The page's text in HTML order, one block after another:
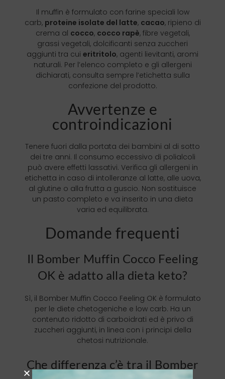
Il muffin è formulato con farine speciali low
carb, proteine isolate del latte, cacao, ripieno di
crema al cocco, cocco rapè, fibre vegetali,
grassi vegetali, dolcificanti senza zuccheri
aggiunti tra cui eritritolo, agenti lievitanti, aromi
naturali. Per l’elenco completo e gli allergeni
dichiarati, consulta sempre l’etichetta sulla
confezione del prodotto.
Avvertenze e
controindicazioni
Tenere fuori dalla portata dei bambini al di sotto
dei tre anni. Il consumo eccessivo di polialcoli
può avere effetti lassativi. Verifica gli allergeni in
etichetta in caso di intolleranze al latte, alle uova,
al glutine o alla frutta a guscio. Non sostituisce
un pasto completo e va inserito in una dieta
varia ed equilibrata.
Domande frequenti
Il Bomber Muffin Cocco Feeling
OK è adatto alla dieta keto?
Sì, il Bomber Muffin Cocco Feeling OK è formulato
per le diete chetogeniche e low carb. Ha un
contenuto ridotto di carboidrati ed è privo di
zuccheri aggiunti, in linea con i principi della
chetosi nutrizionale.
Che differenza c’è tra il Bomber